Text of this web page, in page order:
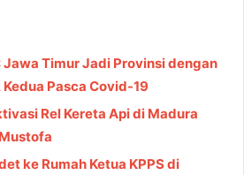
Timur Jadi Provinsi dengan
Pasca Covid-19
Rel Kereta Api di Madura
ke Rumah Ketua KPPS di